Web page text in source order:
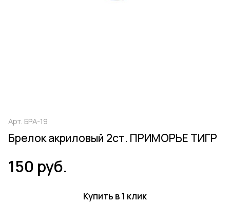
Арт. БРА-19
Брелок акриловый 2ст. ПРИМОРЬЕ ТИГР
150 руб.
Купить в 1 клик